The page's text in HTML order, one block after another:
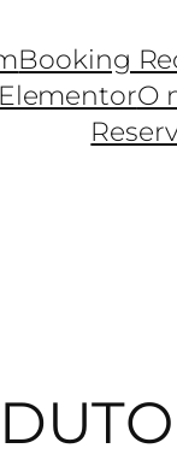
Booking
O